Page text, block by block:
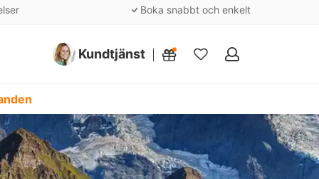
Boka snabbt och enkelt
Kundtjänst
Mina